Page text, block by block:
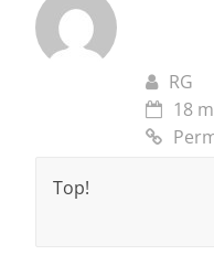
RG
18
Top!